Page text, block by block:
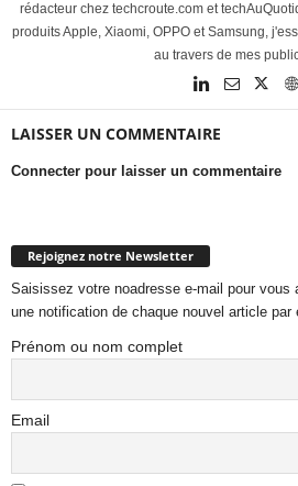
rédacteur chez techcroute.com et
produits Apple, Xiaomi, OPPO et Samsung,
au travers de mes
LAISSER UN COMMENTAIRE
Connecter pour laisser un commentaire
Rejoignez notre Newsletter
Saisissez votre noadresse e-mail pour vous
une notification de chaque nouvel article par
Prénom ou nom complet
Email